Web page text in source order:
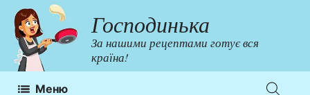
Перейти
до
контенту
Господинька
За нашими рецептами готує вся
країна!
Меню